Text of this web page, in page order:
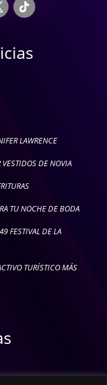
LAWRENCE
VESTIDOS DE NOVIA
TU NOCHE DE BODA
FESTIVAL DE LA
TURÍSTICO MÁS